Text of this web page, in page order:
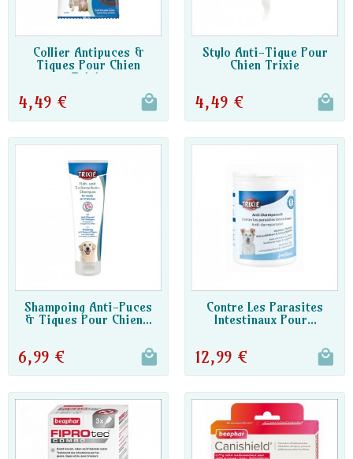
DISPO PARTENAIRE
Collier Antipuces &
Tiques Pour Chien
Trixie
4,49 €
DISPO PARTENAIRE
Stylo Anti-Tique Pour
Chien Trixie
4,49 €
DISPO PARTENAIRE
Shampoing Anti-Puces
& Tiques Pour Chien...
6,99 €
DISPO PARTENAIRE
Contre Les Parasites
Intestinaux Pour...
12,99 €